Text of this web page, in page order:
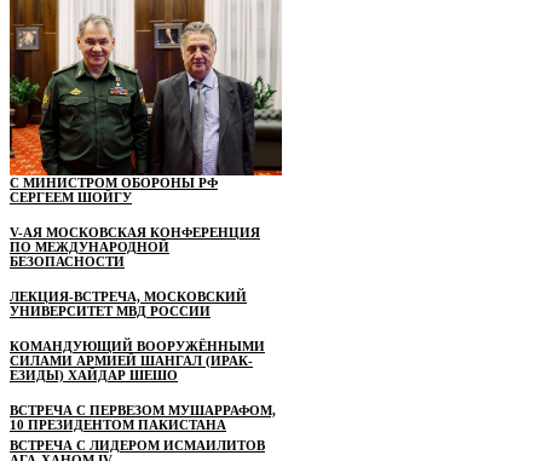
С МИНИСТРОМ ОБОРОНЫ РФ
СЕРГЕЕМ ШОЙГУ
V-АЯ МОСКОВСКАЯ КОНФЕРЕНЦИЯ
ПО МЕЖДУНАРОДНОЙ
БЕЗОПАСНОСТИ
ЛЕКЦИЯ-ВСТРЕЧА, МОСКОВСКИЙ
УНИВЕРСИТЕТ МВД РОССИИ
КОМАНДУЮЩИЙ ВООРУЖЁННЫМИ
СИЛАМИ АРМИЕЙ ШАНГАЛ (ИРАК-
ЕЗИДЫ) ХАЙДАР ШЕШО
ВСТРЕЧА С ПЕРВЕЗОМ МУШАРРАФОМ,
10 ПРЕЗИДЕНТОМ ПАКИСТАНА
ВСТРЕЧА С ЛИДЕРОМ ИСМАИЛИТОВ